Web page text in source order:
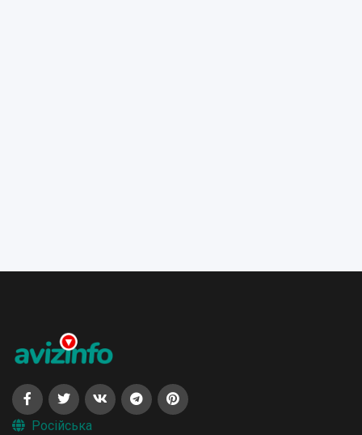
Російська